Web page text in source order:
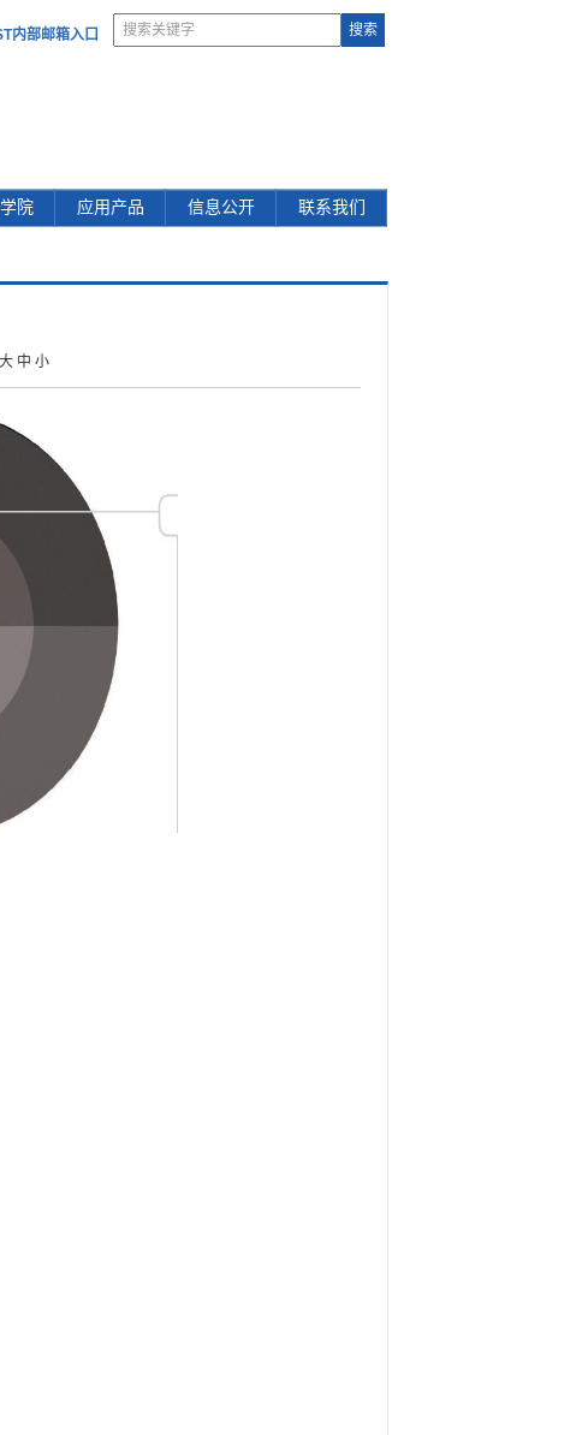
内部邮箱入口
院 应用产品 信息公开 联系我们
大 中 小